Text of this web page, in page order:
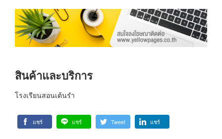
สินค้าและบริการ
โรงเรียนสอนเต้นรำ
แชร์ แชร์ Tweet แชร์